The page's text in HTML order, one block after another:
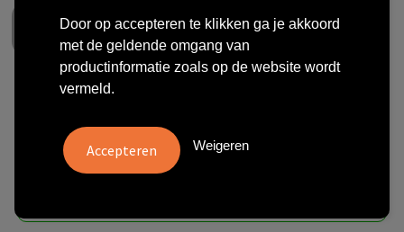
Clique Premium Fashion-T
vanaf bekijk staffel
Door op accepteren te klikken ga je akkoord
met de geldende omgang van
productinformatie zoals op de website wordt
vermeld.
Weigeren